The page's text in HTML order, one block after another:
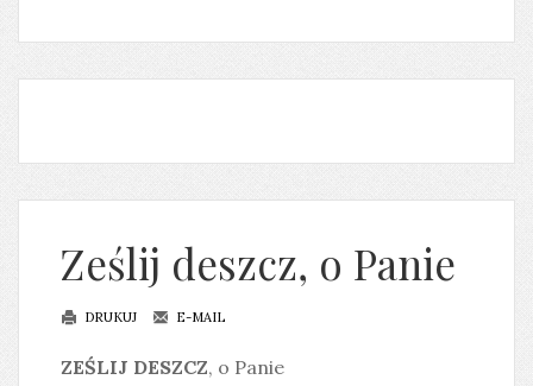
Ześlij deszcz, o Panie
DRUKUJ E-MAIL
ZEŚLIJ DESZCZ, o Panie